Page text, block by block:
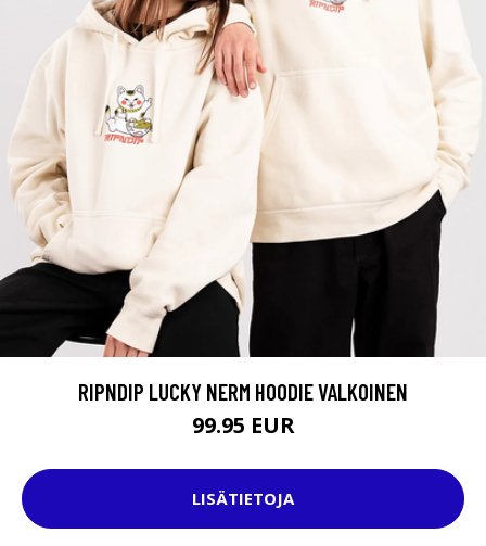
RIPNDIP LUCKY NERM HOODIE VALKOINEN
99.95 EUR
LISÄTIETOJA